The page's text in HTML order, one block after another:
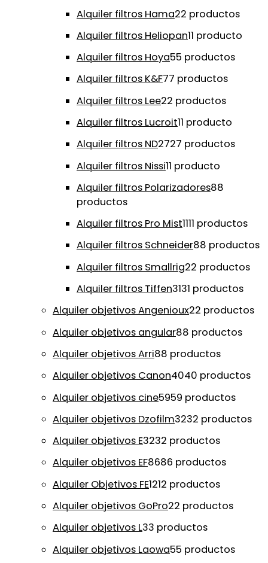
Alquiler filtros Hama22 productos
Alquiler filtros Heliopan11 producto
Alquiler filtros Hoya55 productos
Alquiler filtros K&F77 productos
Alquiler filtros Lee22 productos
Alquiler filtros Lucroit11 producto
Alquiler filtros ND2727 productos
Alquiler filtros Nissi11 producto
Alquiler filtros Polarizadores88
productos
Alquiler filtros Pro Mist1111 productos
Alquiler filtros Schneider88 productos
Alquiler filtros Smallrig22 productos
Alquiler filtros Tiffen3131 productos
Alquiler objetivos Angenioux22 productos
Alquiler objetivos angular88 productos
Alquiler objetivos Arri88 productos
Alquiler objetivos Canon4040 productos
Alquiler objetivos cine5959 productos
Alquiler objetivos Dzofilm3232 productos
Alquiler objetivos E3232 productos
Alquiler objetivos EF8686 productos
Alquiler Objetivos FE1212 productos
Alquiler objetivos GoPro22 productos
Alquiler objetivos L33 productos
Alquiler objetivos Laowa55 productos